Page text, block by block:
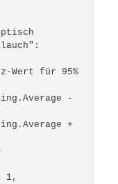
Wert für 95%
-
+